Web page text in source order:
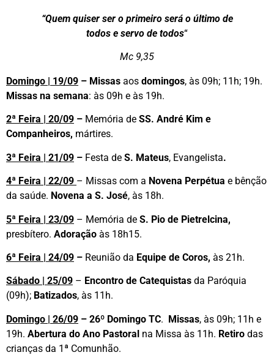
“Quem quiser ser o primeiro será o último de
todos e servo de todos“
Mc 9,35
Domingo | 19/09 – Missas aos domingos, às 09h; 11h; 19h.
Missas na semana: às 09h e às 19h.
2ª Feira | 20/09 – Memória de SS. André Kim e
Companheiros, mártires.
3ª Feira | 21/09 – Festa de S. Mateus, Evangelista.
4ª Feira | 22/09 – Missas com a Novena Perpétua e bênção
da saúde. Novena a S. José, às 18h.
5ª Feira | 23/09 – Memória de S. Pio de Pietrelcina,
presbítero. Adoração às 18h15.
6ª Feira | 24/09 – Reunião da Equipe de Coros, às 21h.
Sábado | 25/09 – Encontro de Catequistas da Paróquia
(09h); Batizados, às 11h.
Domingo | 26/09 – 26º Domingo TC. Missas, às 09h; 11h e
19h. Abertura do Ano Pastoral na Missa às 11h. Retiro das
crianças da 1ª Comunhão.